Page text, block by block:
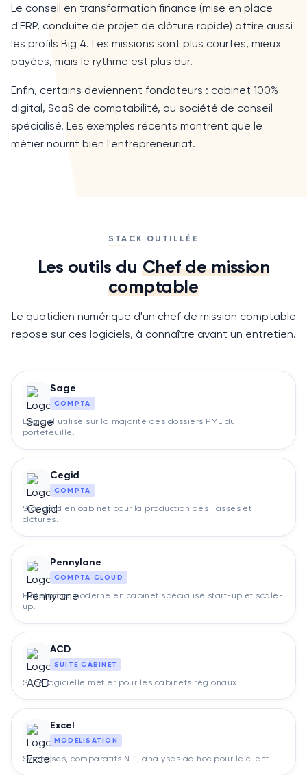
Le conseil en transformation finance (mise en place
d'ERP, conduite de projet de clôture rapide) attire aussi
les profils Big 4. Les missions sont plus courtes, mieux
payées, mais le rythme est plus dur.
Enfin, certains deviennent fondateurs : cabinet 100%
digital, SaaS de comptabilité, ou société de conseil
spécialisé. Les exemples récents montrent que le
métier nourrit bien l'entrepreneuriat.
STACK OUTILLÉE
Les outils du Chef de mission
comptable
Le quotidien numérique d'un chef de mission comptable
repose sur ces logiciels, à connaître avant un entretien.
Sage
COMPTA
Logiciel utilisé sur la majorité des dossiers PME du
portefeuille.
Cegid
COMPTA
Standard en cabinet pour la production des liasses et
clôtures.
Pennylane
COMPTA CLOUD
Plateforme moderne en cabinet spécialisé start-up et scale-
up.
ACD
SUITE CABINET
Suite logicielle métier pour les cabinets régionaux.
Excel
MODÉLISATION
Synthèses, comparatifs N-1, analyses ad hoc pour le client.